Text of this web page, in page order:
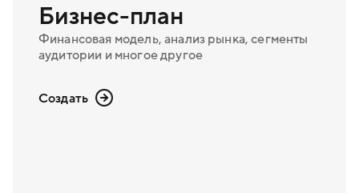
Бизнес-план
Финансовая модель, анализ рынка, сегменты
аудитории и многое другое
Создать